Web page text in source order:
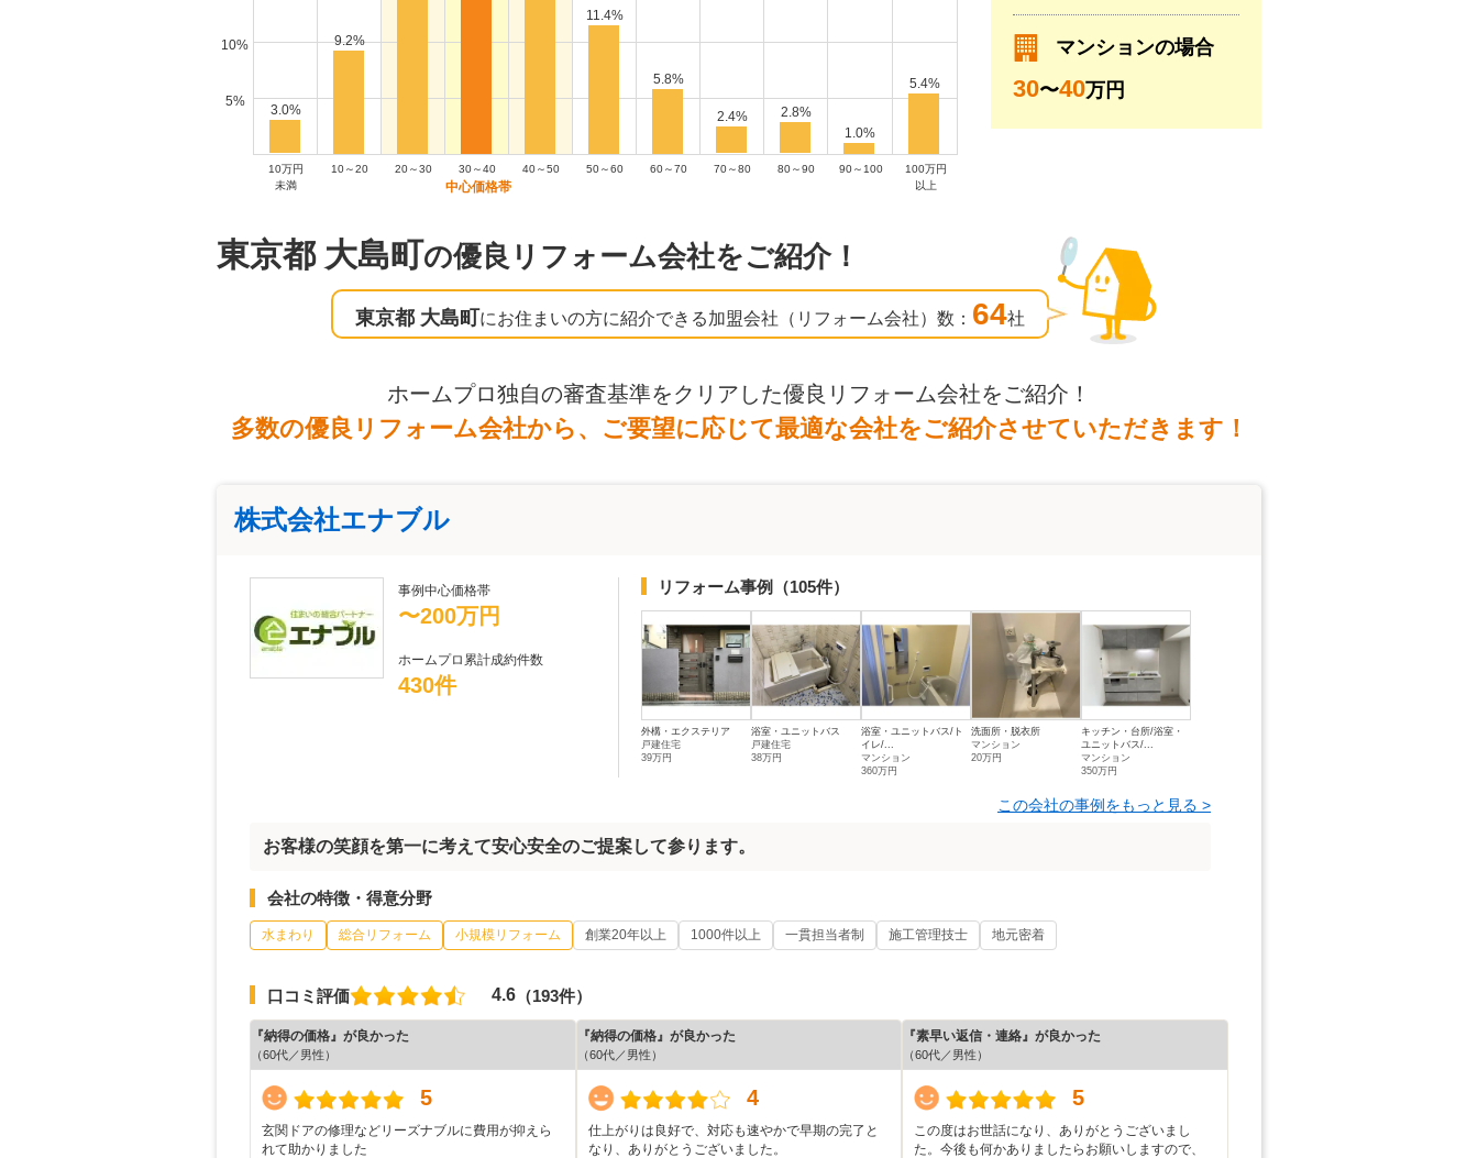
10%
5%
3.0%
9.2%
11.4%
5.8%
2.4%
2.8%
1.0%
5.4%
10万円
未満
10～20 20～30 30～40 40～50 50～60 60～70 70～80 80～90 90～100
100万円
以上
マンションの場合
30〜40万円
東京都 大島町の優良リフォーム会社をご紹介！
東京都 大島町にお住まいの方に紹介できる加盟会社（リフォーム会社）数： 64社
ホームプロ独自の審査基準をクリアした優良リフォーム会社をご紹介！
多数の優良リフォーム会社から、ご要望に応じて最適な会社をご紹介させていただきます！
株式会社エナブル
事例中心価格帯
〜200万円
ホームプロ累計成約件数
430件
リフォーム事例 （105件）
外構・エクステリア
戸建住宅
39万円
浴室・ユニットバス
戸建住宅
38万円
浴室・ユニットバス/ト
イレ/...
マンション
360万円
洗面所・脱衣所
マンション
20万円
キッチン・台所/浴室・
ユニットバス/...
マンション
350万円
この会社の事例をもっと見る >
お客様の笑顔を第一に考えて安心安全のご提案して参ります。
会社の特徴・得意分野
水まわり 総合リフォーム 小規模リフォーム 創業20年以上 1000件以上 一貫担当者制 施工管理技士 地元密着
口コミ評価 4.6 （193件）
『納得の価格』が良かった
（60代／男性）
5
玄関ドアの修理などリーズナブルに費用が抑えら
れて助かりました
『納得の価格』が良かった
（60代／男性）
4
仕上がりは良好で、対応も速やかで早期の完了と
なり、ありがとうございました。
『素早い返信・連絡』が良かった
（60代／男性）
5
この度はお世話になり、ありがとうございまし
た。今後も何かありましたらお願いしますので、